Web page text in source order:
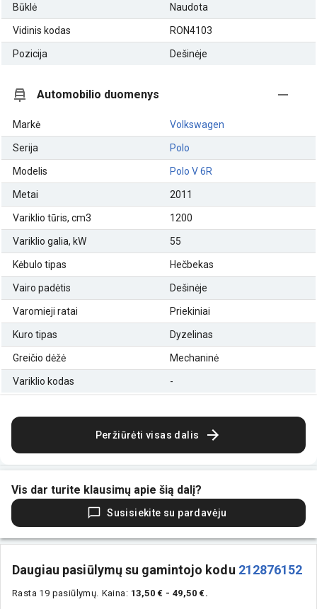
Būklė Naudota
Vidinis kodas RON4103
Pozicija Dešinėje
Automobilio duomenys
Markė Volkswagen
Serija Polo
Modelis Polo V 6R
Metai 2011
Variklio tūris, cm3 1200
Variklio galia, kW 55
Kėbulo tipas Hečbekas
Vairo padėtis Dešinėje
Varomieji ratai Priekiniai
Kuro tipas Dyzelinas
Greičio dėžė Mechaninė
Variklio kodas -
Peržiūrėti visas dalis
Vis dar turite klausimų apie šią dalį?
Susisiekite su pardavėju
Daugiau pasiūlymų su gamintojo kodu 212876152
Rasta 19 pasiūlymų. Kaina: 13,50 € - 49,50 €.